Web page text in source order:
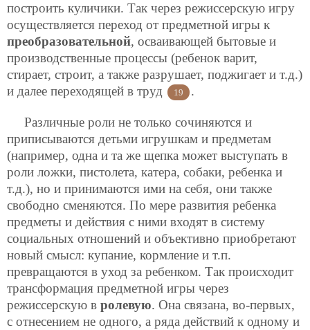
построить куличики. Так через режиссерскую игру
осуществляется переход от предметной игры к
преобразовательной, осваивающей бытовые и
производственные процессы (ребенок варит,
стирает, строит, а также разрушает, поджигает и т.д.)
и далее переходящей в труд
19 .
Различные роли не только сочиняются и
приписываются детьми игрушкам и предметам
(например, одна и та же щепка может выступать в
роли ложки, пистолета, катера, собаки, ребенка и
т.д.), но и принимаются ими на себя, они также
свободно сменяются. По мере развития ребенка
предметы и действия с ними входят в систему
социальных отношений и объективно приобретают
новый смысл: купание, кормление и т.п.
превращаются в уход за ребенком. Так происходит
трансформация предметной игры через
режиссерскую в ролевую. Она связана, во-первых,
с отнесением не одного, а ряда действий к одному и